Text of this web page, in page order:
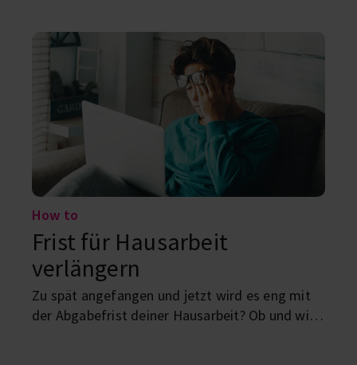
How to
Frist für Hausarbeit
verlängern
Zu spät angefangen und jetzt wird es eng mit
der Abgabefrist deiner Hausarbeit? Ob und wie